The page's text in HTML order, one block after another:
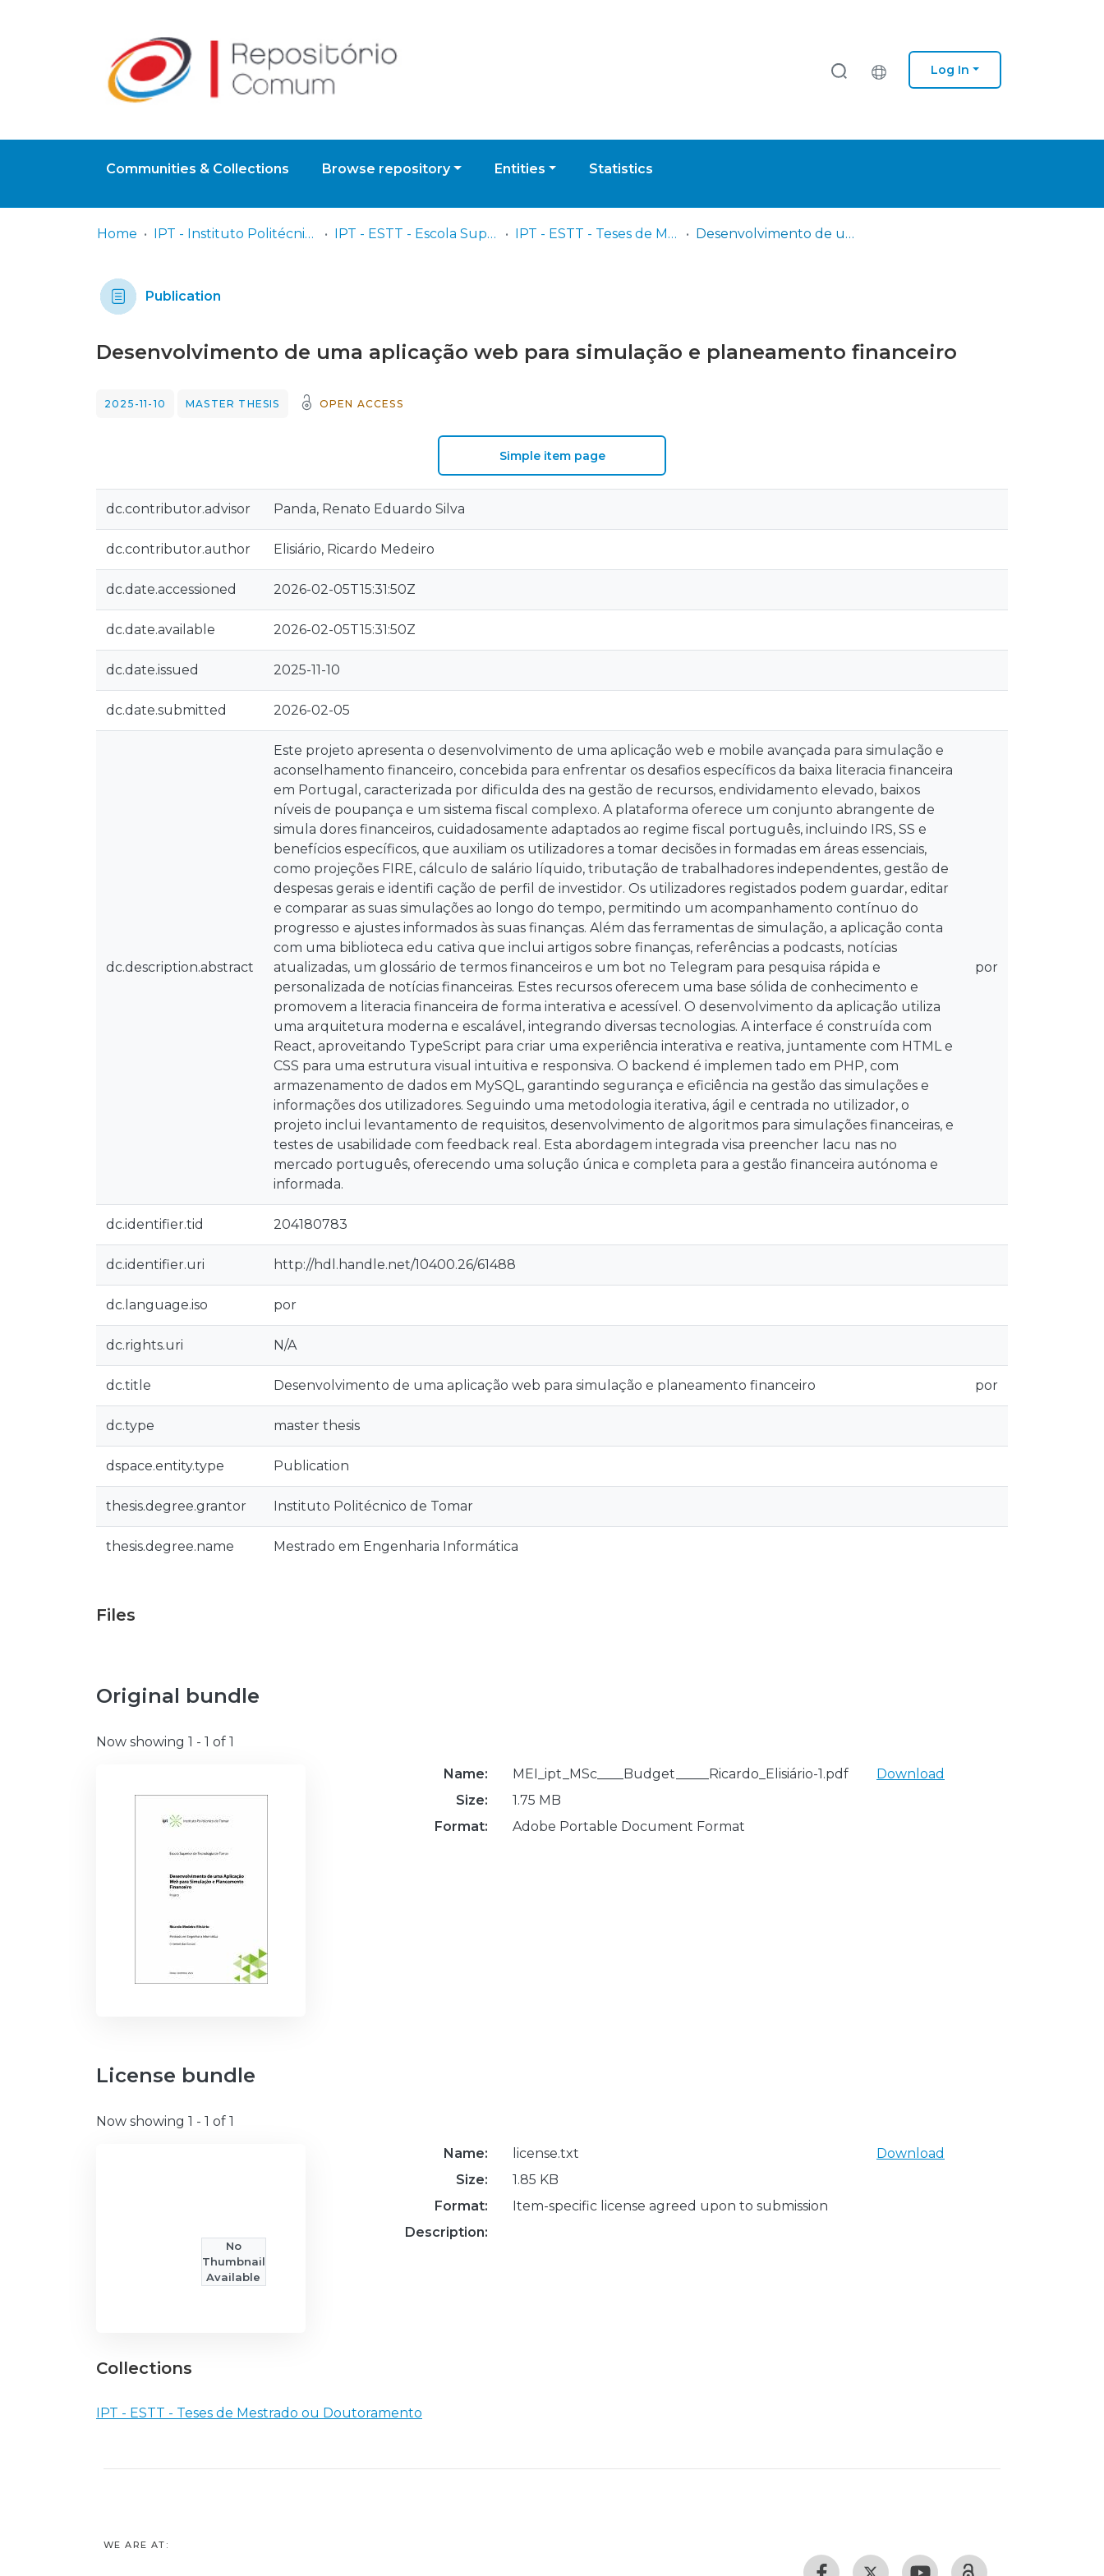
Log In
Communities & Collections Browse repository Entities Statistics
Home IPT - Instituto Politécnico de Tomar IPT - ESTT - Escola Superior de Tecnologia de Tomar IPT - ESTT - Teses de Mestrado ou Doutoramento Desenvolvimento de uma aplicação web para simulação e planeamento financeiro
Publication
Desenvolvimento de uma aplicação web para simulação e planeamento financeiro
2025-11-10 MASTER THESIS OPEN ACCESS
Simple item page
dc.contributor.advisor Panda, Renato Eduardo Silva
dc.contributor.author Elisiário, Ricardo Medeiro
dc.date.accessioned 2026-02-05T15:31:50Z
dc.date.available 2026-02-05T15:31:50Z
dc.date.issued 2025-11-10
dc.date.submitted 2026-02-05
dc.description.abstract
Este projeto apresenta o desenvolvimento de uma aplicação web e mobile avançada para simulação e
aconselhamento financeiro, concebida para enfrentar os desafios específicos da baixa literacia financeira
em Portugal, caracterizada por dificulda des na gestão de recursos, endividamento elevado, baixos
níveis de poupança e um sistema fiscal complexo. A plataforma oferece um conjunto abrangente de
simula dores financeiros, cuidadosamente adaptados ao regime fiscal português, incluindo IRS, SS e
benefícios específicos, que auxiliam os utilizadores a tomar decisões in formadas em áreas essenciais,
como projeções FIRE, cálculo de salário líquido, tributação de trabalhadores independentes, gestão de
despesas gerais e identifi cação de perfil de investidor. Os utilizadores registados podem guardar, editar
e comparar as suas simulações ao longo do tempo, permitindo um acompanhamento contínuo do
progresso e ajustes informados às suas finanças. Além das ferramentas de simulação, a aplicação conta
com uma biblioteca edu cativa que inclui artigos sobre finanças, referências a podcasts, notícias
atualizadas, um glossário de termos financeiros e um bot no Telegram para pesquisa rápida e
personalizada de notícias financeiras. Estes recursos oferecem uma base sólida de conhecimento e
promovem a literacia financeira de forma interativa e acessível. O desenvolvimento da aplicação utiliza
uma arquitetura moderna e escalável, integrando diversas tecnologias. A interface é construída com
React, aproveitando TypeScript para criar uma experiência interativa e reativa, juntamente com HTML e
CSS para uma estrutura visual intuitiva e responsiva. O backend é implemen tado em PHP, com
armazenamento de dados em MySQL, garantindo segurança e eficiência na gestão das simulações e
informações dos utilizadores. Seguindo uma metodologia iterativa, ágil e centrada no utilizador, o
projeto inclui levantamento de requisitos, desenvolvimento de algoritmos para simulações financeiras, e
testes de usabilidade com feedback real. Esta abordagem integrada visa preencher lacu nas no
mercado português, oferecendo uma solução única e completa para a gestão financeira autónoma e
informada.
por
dc.identifier.tid 204180783
dc.identifier.uri http://hdl.handle.net/10400.26/61488
dc.language.iso por
dc.rights.uri N/A
dc.title Desenvolvimento de uma aplicação web para simulação e planeamento financeiro por
dc.type master thesis
dspace.entity.type Publication
thesis.degree.grantor Instituto Politécnico de Tomar
thesis.degree.name Mestrado em Engenharia Informática
Files
Original bundle
Now showing 1 - 1 of 1
Name:
MEI_ipt_MSc____Budget_____Ricardo_Elisiário-1.pdf
Size:
1.75 MB
Format:
Adobe Portable Document Format
Download
License bundle
Now showing 1 - 1 of 1
No
Thumbnail
Available
Name:
license.txt
Size:
1.85 KB
Format:
Item-specific license agreed upon to submission
Description:
Download
Collections
IPT - ESTT - Teses de Mestrado ou Doutoramento
WE ARE AT: